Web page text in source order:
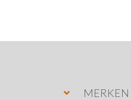
MERKEN